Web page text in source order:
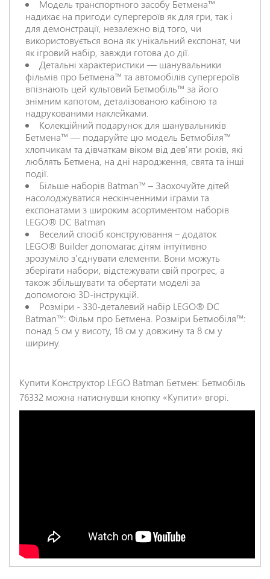
Модель транспортного засобу Бетмена™
надихає на пригоди супергероїв як для гри, так і
для демонстрації, незалежно від того, чи
використовується вона як унікальний експонат, чи
як ігровий набір, завжди готова до дії.
Детальні характеристики — шанувальники
фільмів про Бетмена™ та автомобілів супергероїв
впізнають цей культовий Бетмобіль™ за його
знімним капотом, деталізованою кабіною та
надрукованими наклейками.
Колекційний подарунок для шанувальників
Бетмена™ — подаруйте цю модель Бетмобіля™
хлопчикам та дівчаткам віком від дев'яти років, які
люблять Бетмена, на дні народження, свята та інші
події.
Більше наборів Batman™ – Заохочуйте дітей
насолоджуватися нескінченними іграми та
експонатами з широким асортиментом наборів
LEGO® DC Batman
Веселий спосіб конструювання – додаток
LEGO® Builder допомагає дітям інтуїтивно
зрозуміло з'єднувати елементи. Вони можуть
зберігати набори, відстежувати свій прогрес, а
також збільшувати та обертати моделі за
допомогою 3D-інструкцій.
Розміри - 330-деталевий набір LEGO® DC
Batman™: Фільм про Бетмена. Розміри Бетмобіля™:
понад 5 см у висоту, 18 см у довжину та 8 см у
ширину.
Купити Конструктор LEGO Batman Бетмен: Бетмобіль
76332 можна натиснувши кнопку «Купити» вгорі.